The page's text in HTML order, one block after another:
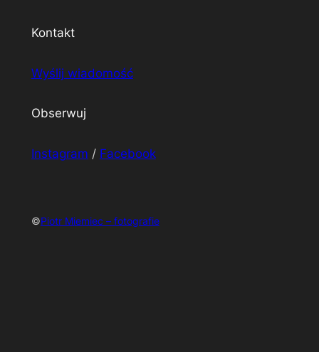
Kontakt
Wyślij wiadomość
Obserwuj
Instagram / Facebook
©Piotr Miemiec – fotografie